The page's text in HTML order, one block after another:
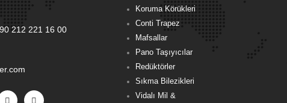
212 221 16 00
Koruma Körükleri
Conti Trapez
Mafsallar
Pano Taşıyıcılar
Redüktörler
Sıkma Bilezikleri
Vidalı Mil &